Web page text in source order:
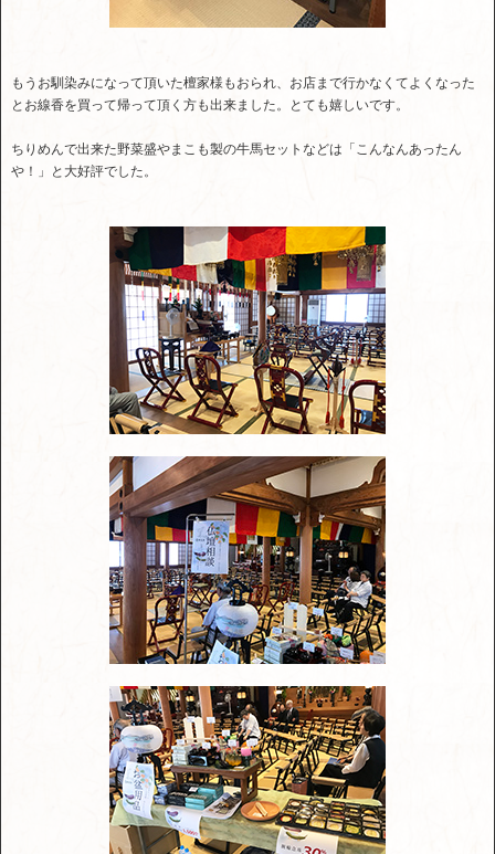
もうお馴染みになって頂いた檀家様もおられ、お店まで行かなくてよくなった
とお線香を買って帰って頂く方も出来ました。とても嬉しいです。
ちりめんで出来た野菜盛やまこも製の牛馬セットなどは「こんなんあったん
や！」と大好評でした。